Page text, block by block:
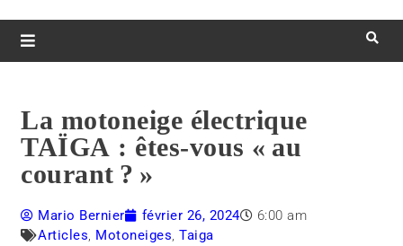
Magazine Motoneiges.ca
La motoneige électrique
TAÏGA : êtes-vous « au
courant ? »
Mario Bernier février 26, 2024
6:00 am
Articles, Motoneiges,Taiga